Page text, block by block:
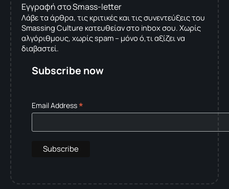
Εγγραφή στο Smass-letter
Λάβε τα άρθρα, τις κριτικές και τις συνεντεύξεις του
Smassing Culture κατευθείαν στο inbox σου. Χωρίς
αλγόριθμους, χωρίς spam – μόνο ό,τι αξίζει να
διαβαστεί.
Subscribe now
Email Address*